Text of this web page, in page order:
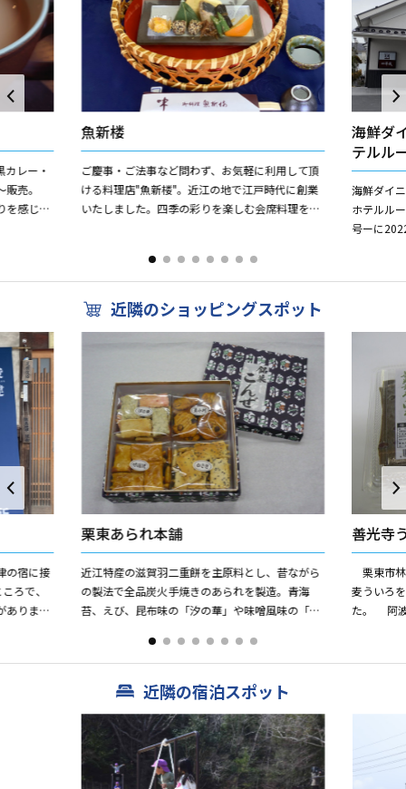
レー・
販売。
を感じる
魚新楼
ご慶事・ご法事など問わず、お気軽に利用して頂
ける料理店"魚新楼"。近江の地で江戸時代に創業
いたしました。四季の彩りを楽しむ会席料理をか
海鮮ダ
テルル
海鮮ダイ
ホテルル
号ーに
近隣のショッピングスポット
の宿に接
ろで、
ありまし
栗東あられ本舗
近江特産の滋賀羽二重餅を主原料とし、昔ながら
の製法で全品炭火手焼きのあられを製造。青海
苔、えび、昆布味の「汐の華」や味噌風味の「香
でも販売しています。
善光寺
栗東市
麦ういろ
た。 阿波
近隣の宿泊スポット